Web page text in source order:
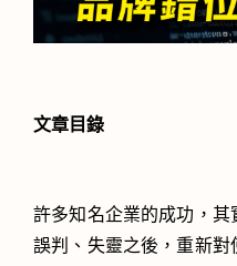
文章目錄
許多知名企業的成功，其
誤判、失靈之後，重新